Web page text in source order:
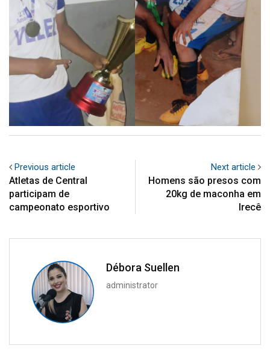
Previous article
Atletas de Central
participam de
campeonato esportivo
Next article
Homens são presos com
20kg de maconha em
Irecê
Débora Suellen
administrator